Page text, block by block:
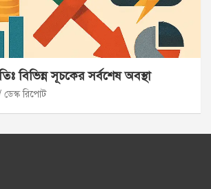
বিভিন্ন সূচকের সর্বশেষ অবস্থা
ডেস্ক রিপোট